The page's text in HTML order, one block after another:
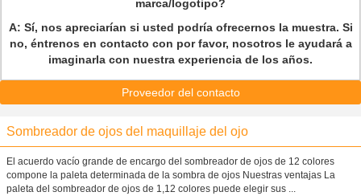
marca/logotipo?
A: Sí, nos apreciarían si usted podría ofrecernos la muestra. Si
no, éntrenos en contacto con por favor, nosotros le ayudará a
imaginarla con nuestra experiencia de los años.
Proveedor del contacto
Sombreador de ojos del maquillaje del ojo
El acuerdo vacío grande de encargo del sombreador de ojos de 12 colores
compone la paleta determinada de la sombra de ojos Nuestras ventajas La
paleta del sombreador de ojos de 1,12 colores puede elegir sus ...